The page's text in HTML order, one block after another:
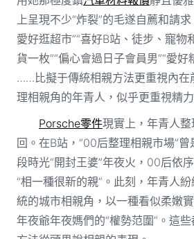
上呈現不少“炸裂”的毛遂自薦和請
愛好逛超市”“喜好B站、徒步、寵物
貨一枚”“偏心會過日子會員男”“愛
……比擬于傳統相親方法更重視內在
理相親角的年青人，似乎更重視精
Porsche零件現實上，年青人
回。在B站，“00后整理相親市場”
段時光“開封王婆”年夜火，00后依
“相一種很新的親”。此刻，年青人
統的城市相親角，以一種看似柔嫩
年夜爺年夜媽們的“權勢范圍”。這